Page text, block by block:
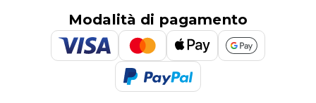
Modalità di pagamento